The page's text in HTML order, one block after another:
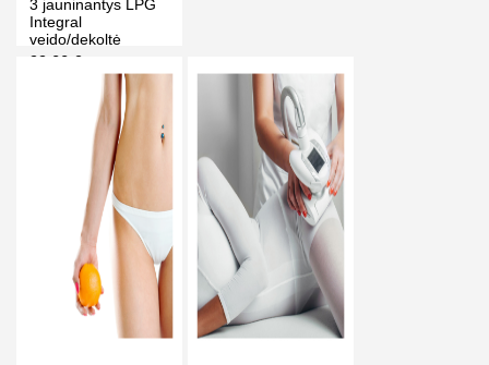
3 jauninantys LPG
Integral
veido/dekoltė
masažai, Dalia
grožio studija
99.00 €
PIRKTI